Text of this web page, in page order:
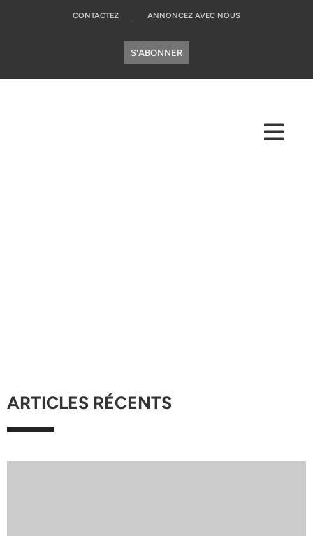
CONTACTEZ ANNONCEZ AVEC NOUS
S'ABONNER
ARTICLES RÉCENTS